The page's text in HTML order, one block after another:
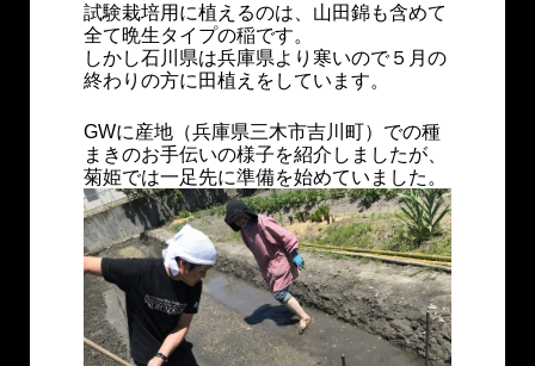
試験栽培用に植えるのは、山田錦も含めて
全て晩生タイプの稲です。
しかし石川県は兵庫県より寒いので５月の
終わりの方に田植えをしています。
GWに産地（兵庫県三木市吉川町）での種
まきのお手伝いの様子を紹介しましたが、
菊姫では一足先に準備を始めていました。